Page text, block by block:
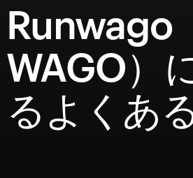
Runwago
WAGO）
るよくあ